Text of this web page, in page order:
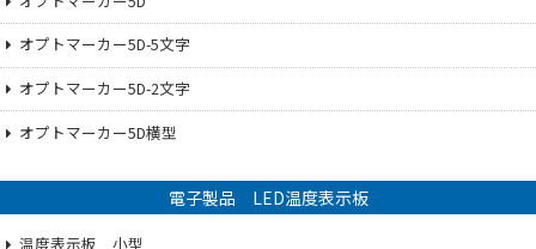
オプトマーカー5D-5文字
オプトマーカー5D-2文字
オプトマーカー5D横型
電子製品 LED温度表示板
温度表示板 小型